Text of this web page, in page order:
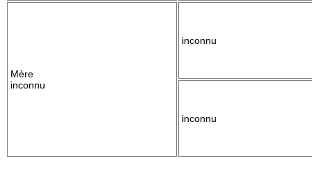
Mère
inconnu
inconnu
inconnu